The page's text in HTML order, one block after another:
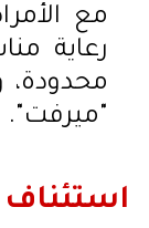
مع
رعاية
"ميرفت".
استئناف